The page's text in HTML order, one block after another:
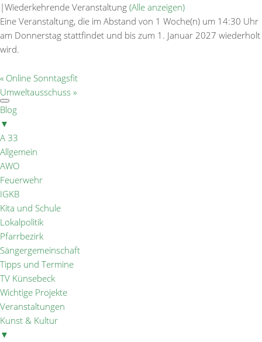
|Wiederkehrende Veranstaltung (Alle anzeigen)
Eine Veranstaltung, die im Abstand von 1 Woche(n) um 14:30 Uhr
am Donnerstag stattfindet und bis zum 1. Januar 2027 wiederholt
wird.
« Online Sonntagsfit
Umweltausschuss »
Blog
▼
A 33
Allgemein
AWO
Feuerwehr
IGKB
Kita und Schule
Lokalpolitik
Pfarrbezirk
Sängergemeinschaft
Tipps und Termine
TV Künsebeck
Wichtige Projekte
Veranstaltungen
Kunst & Kultur
▼